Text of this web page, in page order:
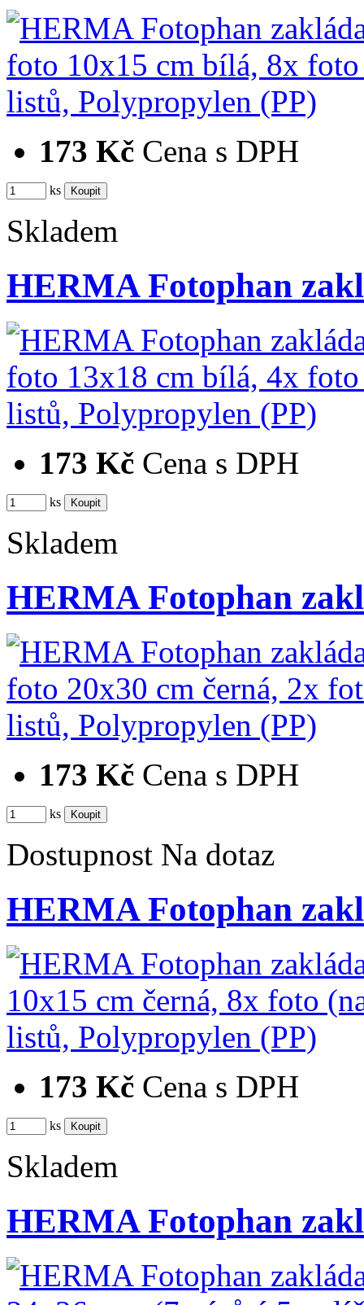
173 Kč Cena s DPH
ks
Skladem
HERMA Fotophan
173 Kč Cena s DPH
ks
Skladem
HERMA Fotophan
173 Kč Cena s DPH
ks
Dostupnost Na dotaz
HERMA Fotophan
173 Kč Cena s DPH
ks
Skladem
HERMA Fotophan